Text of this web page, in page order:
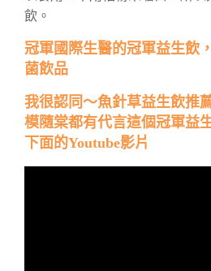
飲。
冠軍國際生醫的冠軍益生飲
菌飲品
我很認同～魚針草益生飲推
模隨棠都有代言這個冠軍益
下面的Youtube影片